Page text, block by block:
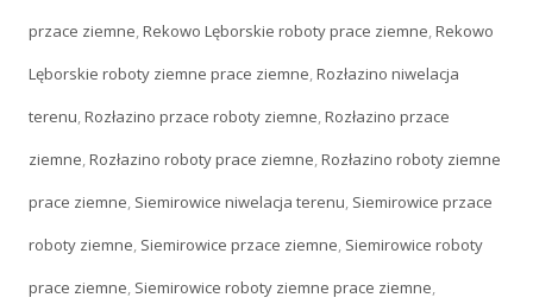
przace ziemne,Rekowo Lęborskie roboty prace ziemne,Rekowo
Lęborskie roboty ziemne prace ziemne,Rozłazino niwelacja
terenu,Rozłazino przace roboty ziemne,Rozłazino przace
ziemne,Rozłazino roboty prace ziemne,Rozłazino roboty ziemne
prace ziemne, Siemirowice niwelacja terenu, Siemirowice przace
roboty ziemne, Siemirowice przace ziemne, Siemirowice roboty
prace ziemne, Siemirowice roboty ziemne prace ziemne,